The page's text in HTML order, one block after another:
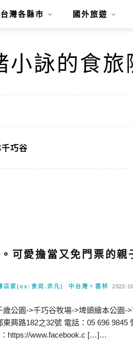
台灣各縣市 國外旅遊
巧谷
可愛擔當又免門票的親
店家(ex:食尚.非凡) 中台灣。雲林 2022-
公園->千巧谷牧場->埤頭繪本公園-
興路182之32號 電話：05 696 9845
：https://www.facebook.c […]…